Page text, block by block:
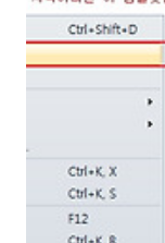
willIn += '' + i + ':' +